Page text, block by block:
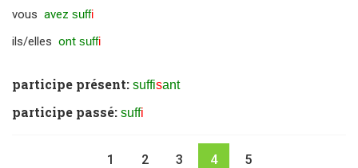
vous avez suffi
ils/elles ont suffi
participe présent: suffisant
participe passé: suffi
1 2 3 4 5